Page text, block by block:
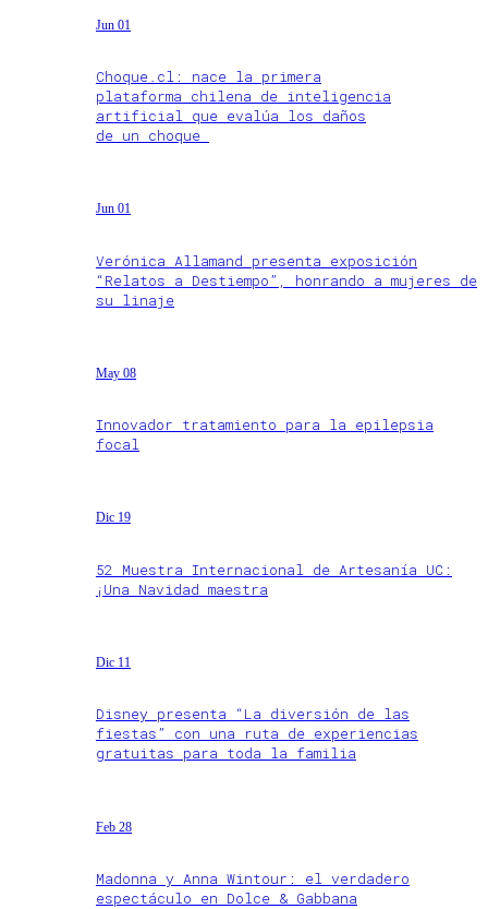
Jun 01
Choque.cl: nace la primera
plataforma chilena de inteligencia
artificial que evalúa los daños
de un choque
Jun 01
Verónica Allamand presenta exposición
“Relatos a Destiempo”, honrando a mujeres de
su linaje
May 08
Innovador tratamiento para la epilepsia
focal
Dic 19
52 Muestra Internacional de Artesanía UC:
¡Una Navidad maestra
Dic 11
Disney presenta “La diversión de las
fiestas” con una ruta de experiencias
gratuitas para toda la familia
Feb 28
Madonna y Anna Wintour: el verdadero
espectáculo en Dolce & Gabbana